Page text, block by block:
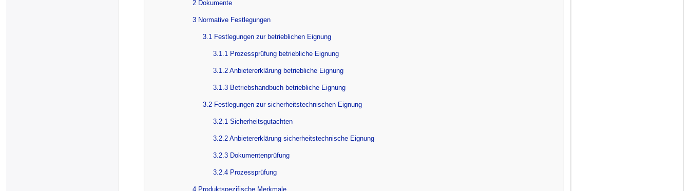
2 Dokumente
3 Normative Festlegungen
3.1 Festlegungen zur betrieblichen Eignung
3.1.1 Prozessprüfung betriebliche Eignung
3.1.2 Anbietererklärung betriebliche Eignung
3.1.3 Betriebshandbuch betriebliche Eignung
3.2 Festlegungen zur sicherheitstechnischen Eignung
3.2.1 Sicherheitsgutachten
3.2.2 Anbietererklärung sicherheitstechnische Eignung
3.2.3 Dokumentenprüfung
3.2.4 Prozessprüfung
4 Produktspezifische Merkmale